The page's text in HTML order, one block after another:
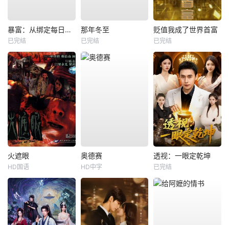
暴富：从绑定每日消费系统开始
已完结
那年冬至
已完结
贬值我成了世界首富
已完结
火遮眼
HD国语
奥德赛
HD中字
透视：一眼定乾坤
已完结